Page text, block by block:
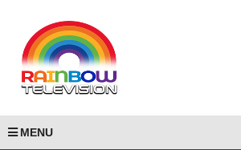
MENU